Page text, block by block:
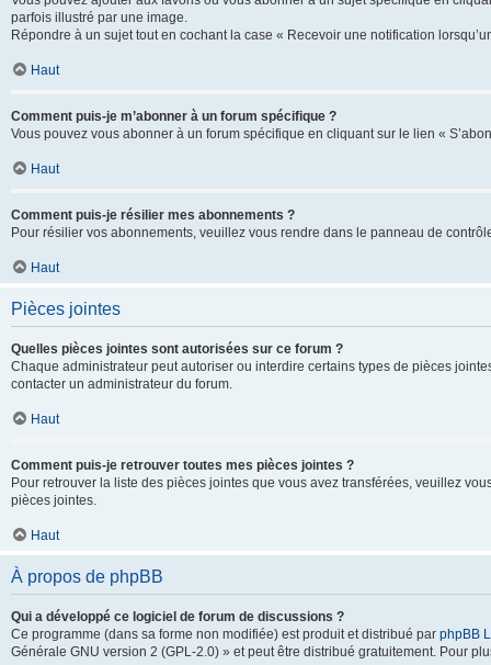
parfois illustré par une image.
Répondre à un sujet tout en cochant la case « Recevoir une notification
Haut
Comment puis-je m’abonner à un forum spécifique ?
Vous pouvez vous abonner à un forum spécifique en cliquant sur le lien «
Haut
Comment puis-je résilier mes abonnements ?
Pour résilier vos abonnements, veuillez vous rendre dans le panneau de
Haut
Pièces jointes
Quelles pièces jointes sont autorisées sur ce forum ?
Chaque administrateur peut autoriser ou interdire certains types de pièces
contacter un administrateur du forum.
Haut
Comment puis-je retrouver toutes mes pièces jointes ?
Pour retrouver la liste des pièces jointes que vous avez transférées, veuillez
pièces jointes.
Haut
À propos de phpBB
Qui a développé ce logiciel de forum de discussions ?
Ce programme (dans sa forme non modifiée) est produit et distribué par phpBB
Générale GNU version 2 (GPL-2.0) » et peut être distribué gratuitement. Pour